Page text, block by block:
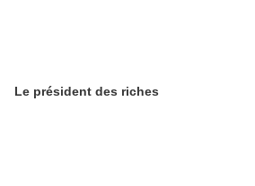
Le président des riches